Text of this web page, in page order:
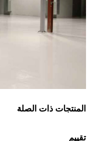
المنتجات ذات الصلة
تقييم